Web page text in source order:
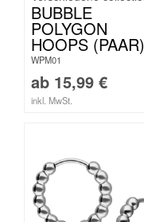
BUBBLE
POLYGON
HOOPS (PAAR)
WPM01
ab 15,99 €
inkl. MwSt.